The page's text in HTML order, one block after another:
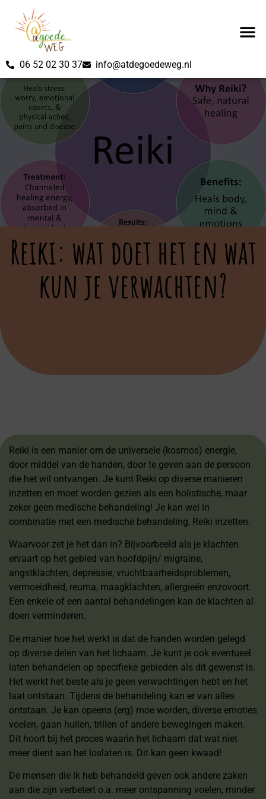
06 52 02 30 37 info@atdegoedeweg.nl
Reiki: wat doet het en wat
kun je verwachten?
Reiki is een manier om de universele (kosmos) energie,
door middel van de handen, door te geven aan de persoon
die het wil ontvangen. Je kunt Reiki op diverse manieren
inzetten en moet worden gezien als een holistische, maar
zeker geen medische behandeling! Je kan wel in
combinatie met een medische behandeling, Reiki inzetten.
Waarvoor zet je het dan in? Bijvoorbeeld als je klachten
ervaart op het gebied van hoofdpijn/ migraine,
angstklachten, depressie, vruchtbaarheidsproblemen,
vermoeidheid, reuma, maagklachten, allergieën enzovoort.
Een enkele of een aantal behandelingen kan de klachten al
doen verminderen.
De manier hoe het werkt is dat de handen worden gelegd
op diverse delen van het lichaam. Je kunt je ook eventueel
laten behandelen op specifieke gebieden als dit gewenst is.
Het werkt het beste als je geen verwachtingen hebt en het
laat ontstaan. Tijdens de behandeling kan er van alles
ontstaan. Je kan opeens (erg) moe worden, diverse emoties
voelen, gaan huilen, trillen of andere bewegingen maken.
Dit hoort bij het proces waarin het lichaam dat wat niet
meer dient aan het loslaten is. Dit kan geen kwaad!
De mensen die ik heb behandeld geven ook andere zaken
aan die zijn verbetert o.a. meer ontspanning voelen, minder